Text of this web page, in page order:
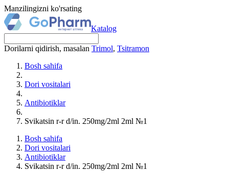
Manzilingizni ko'rsating
Katalog
Dorilarni qidirish, masalan Trimol, Tsitramon
Bosh sahifa
Dori vositalari
Antibiotiklar
Svikatsin r-r d/in. 250mg/2ml 2ml №1
Bosh sahifa
Dori vositalari
Antibiotiklar
Svikatsin r-r d/in. 250mg/2ml 2ml №1